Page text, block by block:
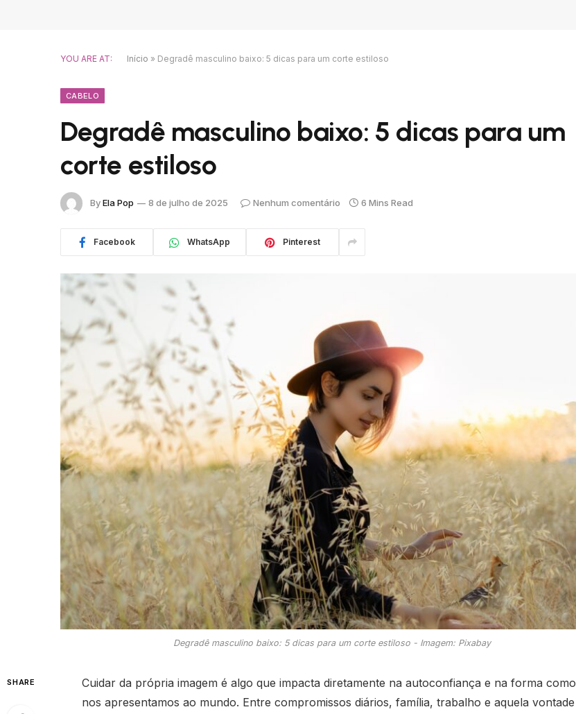
YOU ARE AT: Início » Degradê masculino baixo: 5 dicas para um corte estiloso
CABELO
Degradê masculino baixo: 5 dicas para um
corte estiloso
ByEla Pop 8 de julho de 2025 Nenhum comentário 6 Mins Read
Facebook WhatsApp Pinterest
Degradê masculino baixo: 5 dicas para um corte estiloso - Imagem: Pixabay
SHARE
Cuidar da própria imagem é algo que impacta diretamente na autoconfiança e na forma como
nos apresentamos ao mundo. Entre compromissos diários, família, trabalho e aquela vontade